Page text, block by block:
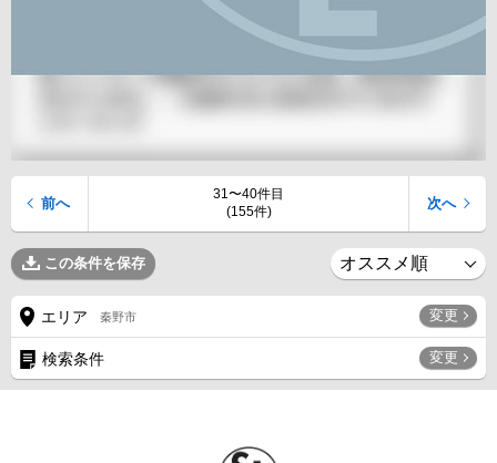
31〜40件目
(155件)
前へ 次へ
この条件を保存
エリア 秦野市 変更
検索条件 変更